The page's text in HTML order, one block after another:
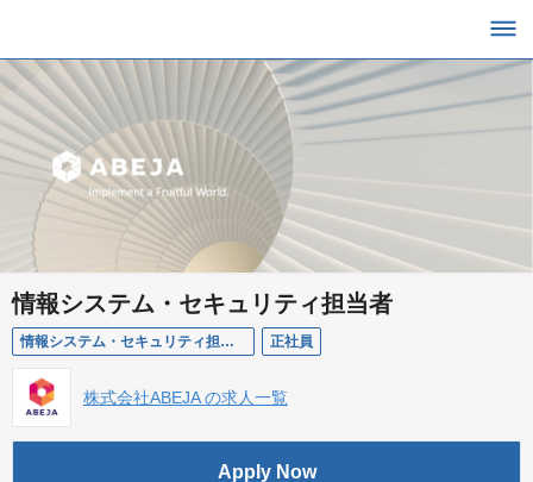
情報システム・セキュリティ担当者
情報システム・セキュリティ担当者 正社員
株式会社ABEJA の求人一覧
Apply Now